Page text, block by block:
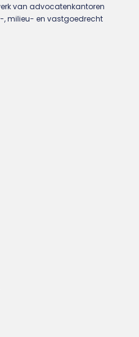
van advocatenkantoren
, milieu- en vastgoedrecht